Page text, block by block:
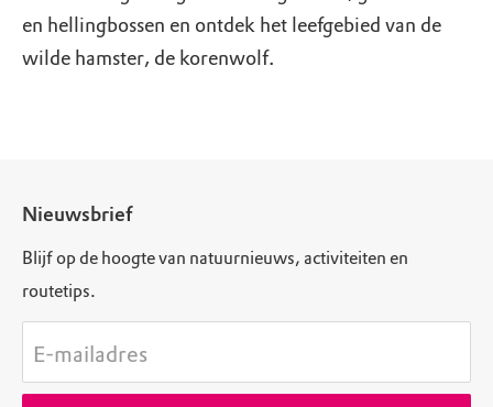
en hellingbossen en ontdek het leefgebied van de
wilde hamster, de korenwolf.
Nieuwsbrief
Blijf op de hoogte van natuurnieuws, activiteiten en
routetips.
E-mailadres